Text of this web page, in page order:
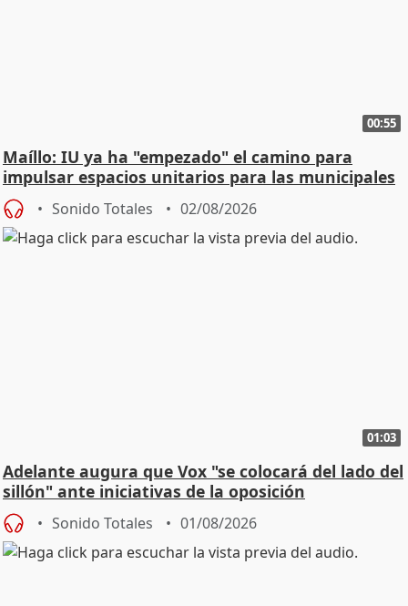
00:55
Maíllo: IU ya ha "empezado" el camino para
impulsar espacios unitarios para las municipales
Sonido Totales 02/08/2026
01:03
Adelante augura que Vox "se colocará del lado del
sillón" ante iniciativas de la oposición
Sonido Totales 01/08/2026